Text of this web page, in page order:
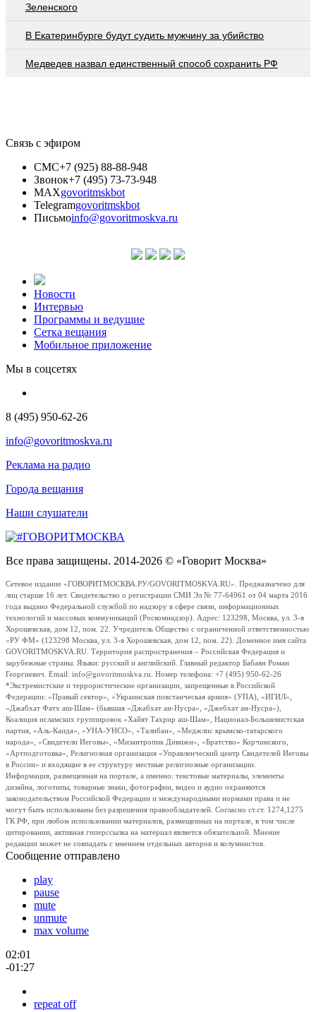
Зеленского
В Екатеринбурге будут судить мужчину за убийство
Медведев назвал единственный способ сохранить РФ
Связь с эфиром
СМС+7 (925) 88-88-948
Звонок+7 (495) 73-73-948
MAXgovoritmskbot
Telegramgovoritmskbot
Письмоinfo@govoritmoskva.ru
Новости
Интервью
Программы и ведущие
Сетка вещания
Мобильное приложение
Мы в соцсетях
8 (495) 950-62-26
info@govoritmoskva.ru
Реклама на радио
Города вещания
Наши слушатели
Все права защищены. 2014-2026 © «Говорит Москва»
Сетевое издание «ГОВОРИТМОСКВА.РУ/GOVORITMOSKVA.RU». Предназначено для
лиц старше 16 лет. Свидетельство о регистрации СМИ Эл № 77-64961 от 04 марта 2016
года выдано Федеральной службой по надзору в сфере связи, информационных
технологий и массовых коммуникаций (Роскомнадзор). Адрес: 123298, Москва, ул. 3-я
Хорошевская, дом 12, пом. 22. Учредитель Общество с ограниченной ответственностью
«РУ ФМ» (123298 Москва, ул. 3-я Хорошевская, дом 12, пом. 22). Доменное имя сайта
GOVORITMOSKVA.RU. Территория распространения – Российская Федерация и
зарубежные страны. Языки: русский и английский. Главный редактор Бабаян Роман
Георгиевич. Email: info@govoritmoskva.ru. Номер телефона: +7 (495) 950-62-26
*Экстремистские и террористические организации, запрещенные в Российской
Федерации: «Правый сектор», «Украинская повстанческая армия» (УПА), «ИГИЛ»,
«Джабхат Фатх аш-Шам» (бывшая «Джабхат ан-Нусра», «Джебхат ан-Нусра»),
Коалиция исламских группировок «Хайят Тахрир аш-Шам», Национал-Большевистская
партия, «Аль-Каида», «УНА-УНСО», «Талибан», «Меджлис крымско-татарского
народа», «Свидетели Иеговы», «Мизантропик Дивижн», «Братство» Корчинского,
«Артподготовка», Религиозная организация «Управленческий центр Свидетелей Иеговы
в России» и входящие в ее структуру местные религиозные организации.
Информация, размещенная на портале, а именно: текстовые материалы, элементы
дизайна, логотипы, товарные знаки, фотографии, видео и аудио охраняются
законодательством Российской Федерации и международными нормами права и не
могут быть использованы без разрешения правообладателей. Согласно ст.ст. 1274,1275
ГК РФ, при любом использовании материалов, размещенных на портале, в том числе
цитировании, активная гиперссылка на материал является обязательной. Мнение
редакции может не совпадать с мнением отдельных авторов и колумнистов.
Сообщение отправлено
play
pause
mute
unmute
max volume
02:01
-01:27
repeat off